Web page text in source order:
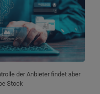
der Anbieter findet aber
Stock